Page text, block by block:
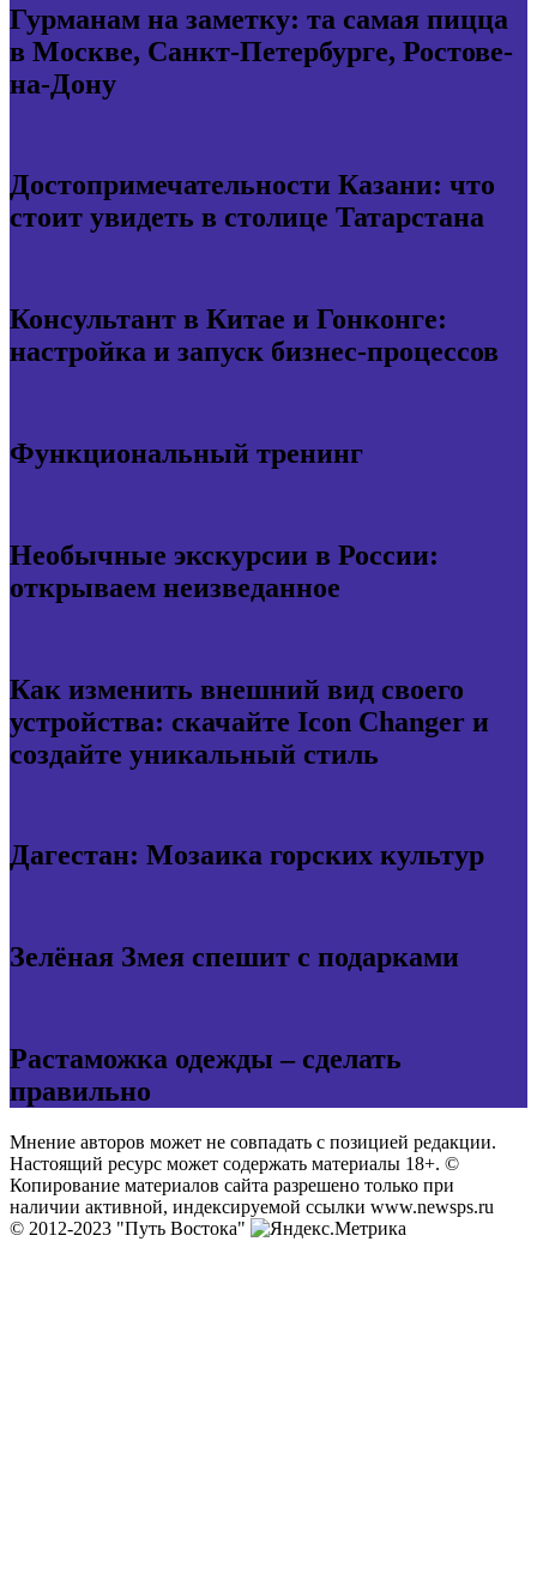
Гурманам на заметку: та самая пицца
в Москве, Санкт-Петербурге, Ростове-
на-Дону
Достопримечательности Казани: что
стоит увидеть в столице Татарстана
Консультант в Китае и Гонконге:
настройка и запуск бизнес-процессов
Функциональный тренинг
Необычные экскурсии в России:
открываем неизведанное
Как изменить внешний вид своего
устройства: скачайте Icon Changer и
создайте уникальный стиль
Дагестан: Мозаика горских культур
Зелёная Змея спешит с подарками
Растаможка одежды – сделать
правильно
Мнение авторов может не совпадать с позицией редакции.
Настоящий ресурс может содержать материалы 18+. ©
Копирование материалов сайта разрешено только при
наличии активной, индексируемой ссылки www.newsps.ru
© 2012-2023 "Путь Востока"